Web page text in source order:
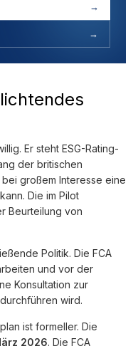
→
→
Er steht ESG-Rating-
der britischen
großem Interesse eine
Die im Pilot
Beurteilung von
Politik. Die FCA
und vor der
Konsultation zur
wird.
ist formeller. Die
2026. Die FCA